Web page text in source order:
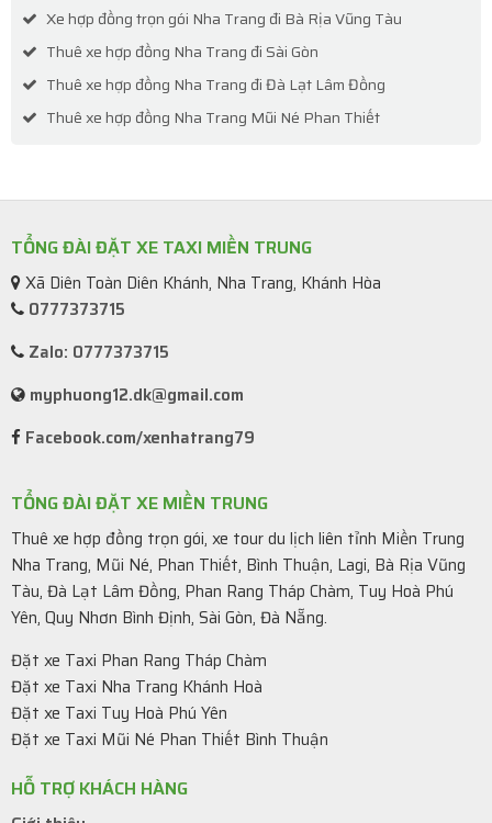
Xe hợp đồng trọn gói Nha Trang đi Bà Rịa Vũng Tàu
Thuê xe hợp đồng Nha Trang đi Sài Gòn
Thuê xe hợp đồng Nha Trang đi Đà Lạt Lâm Đồng
Thuê xe hợp đồng Nha Trang Mũi Né Phan Thiết
TỔNG ĐÀI ĐẶT XE TAXI MIỀN TRUNG
Xã Diên Toàn Diên Khánh, Nha Trang, Khánh Hòa
0777373715
Zalo: 0777373715
myphuong12.dk@gmail.com
Facebook.com/xenhatrang79
TỔNG ĐÀI ĐẶT XE MIỀN TRUNG
Thuê xe hợp đồng trọn gói, xe tour du lịch liên tỉnh Miền Trung
Nha Trang, Mũi Né, Phan Thiết, Bình Thuận, Lagi, Bà Rịa Vũng
Tàu, Đà Lạt Lâm Đồng, Phan Rang Tháp Chàm, Tuy Hoà Phú
Yên, Quy Nhơn Bình Định, Sài Gòn, Đà Nẵng.
Đặt xe Taxi Phan Rang Tháp Chàm
Đặt xe Taxi Nha Trang Khánh Hoà
Đặt xe Taxi Tuy Hoà Phú Yên
Đặt xe Taxi Mũi Né Phan Thiết Bình Thuận
HỖ TRỢ KHÁCH HÀNG